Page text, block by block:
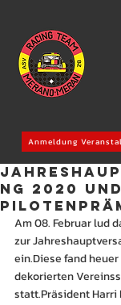
Anmeldung
NG 2020 und
Am 08. Februar lud
zur
ein.Diese fand
dekorierten
statt.Präsident